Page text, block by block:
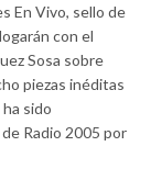
En Vivo, sello de
con el
Sosa sobre
piezas inéditas
sido
Radio 2005 por